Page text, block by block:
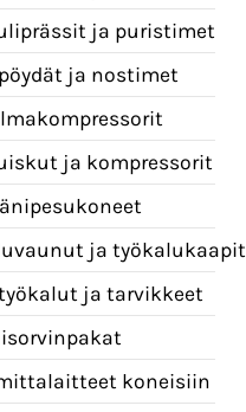
ja puristimet
ja nostimet
ja kompressorit
ja työkalukaapit
ja tarvikkeet
koneisiin